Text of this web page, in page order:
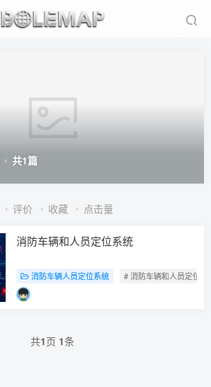
共1篇
评价 收藏 点击量
消防车辆和人员定位系统
消防车辆人员定位系统 # 消防车辆和人员定位系
共1页 1条